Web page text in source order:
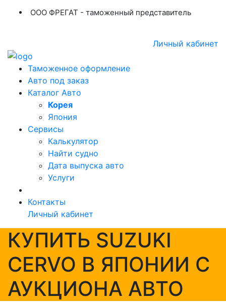
ООО ФРЕГАТ - таможенный представитель
Личный кабинет
Таможенное оформление
Авто под заказ
Каталог Авто
Корея
Япония
Сервисы
Калькулятор
Найти судно
Дата выпуска авто
Услуги
Контакты
Личный кабинет
КУПИТЬ SUZUKI
CERVO В ЯПОНИИ С
АУКЦИОНА АВТО